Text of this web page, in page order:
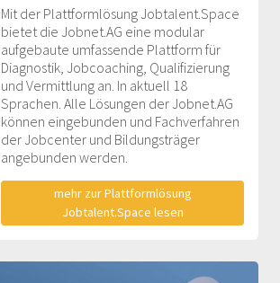
Mit der Plattformlösung Jobtalent.Space
bietet die Jobnet.AG eine modular
aufgebaute umfassende Plattform für
Diagnostik, Jobcoaching, Qualifizierung
und Vermittlung an. In aktuell 18
Sprachen. Alle Lösungen der Jobnet.AG
können eingebunden und Fachverfahren
der Jobcenter und Bildungsträger
angebunden werden.
mehr zur Plattformlösung
Jobtalent.Space lesen